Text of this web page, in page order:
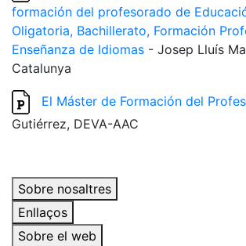
formación del profesorado de
Oligatoria, Bachillerato, Formación
Enseñanza de Idiomas - Josep Lluís
Catalunya
El Máster de Formación del
Gutiérrez, DEVA-AAC
Sobre nosaltres
Enllaços
Sobre el web